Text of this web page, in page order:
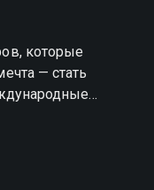
которые
— стать
деньги.
о спрятанном
И если сначала